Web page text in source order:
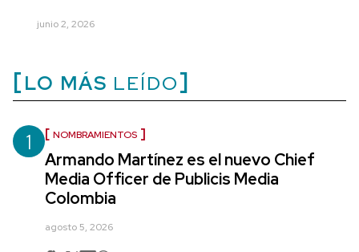
junio 2, 2026
LO MÁS LEÍDO
1 NOMBRAMIENTOS
Armando Martínez es el nuevo Chief
Media Officer de Publicis Media
Colombia
agosto 5, 2026